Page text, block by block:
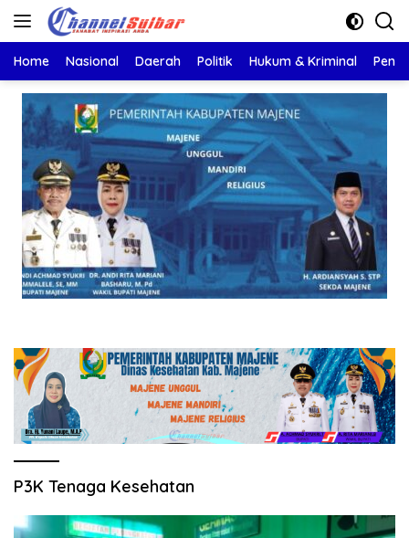
Langsung
Home Nasional Daerah Politik Hukum & Kriminal
P3K Tenaga Kesehatan